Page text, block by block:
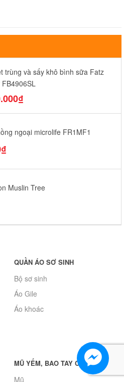
trùng và sấy khô bình sữa Fatz
ngoại microlife FR1MF1
Muslin Tree
QUẦN ÁO SƠ SINH
Bộ sơ sinh
Áo Gile
Áo khoác
MŨ YẾM, BAO TAY CHÂN
Mũ